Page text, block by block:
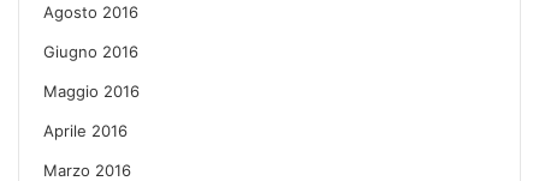
Agosto 2016
Giugno 2016
Maggio 2016
Aprile 2016
Marzo 2016